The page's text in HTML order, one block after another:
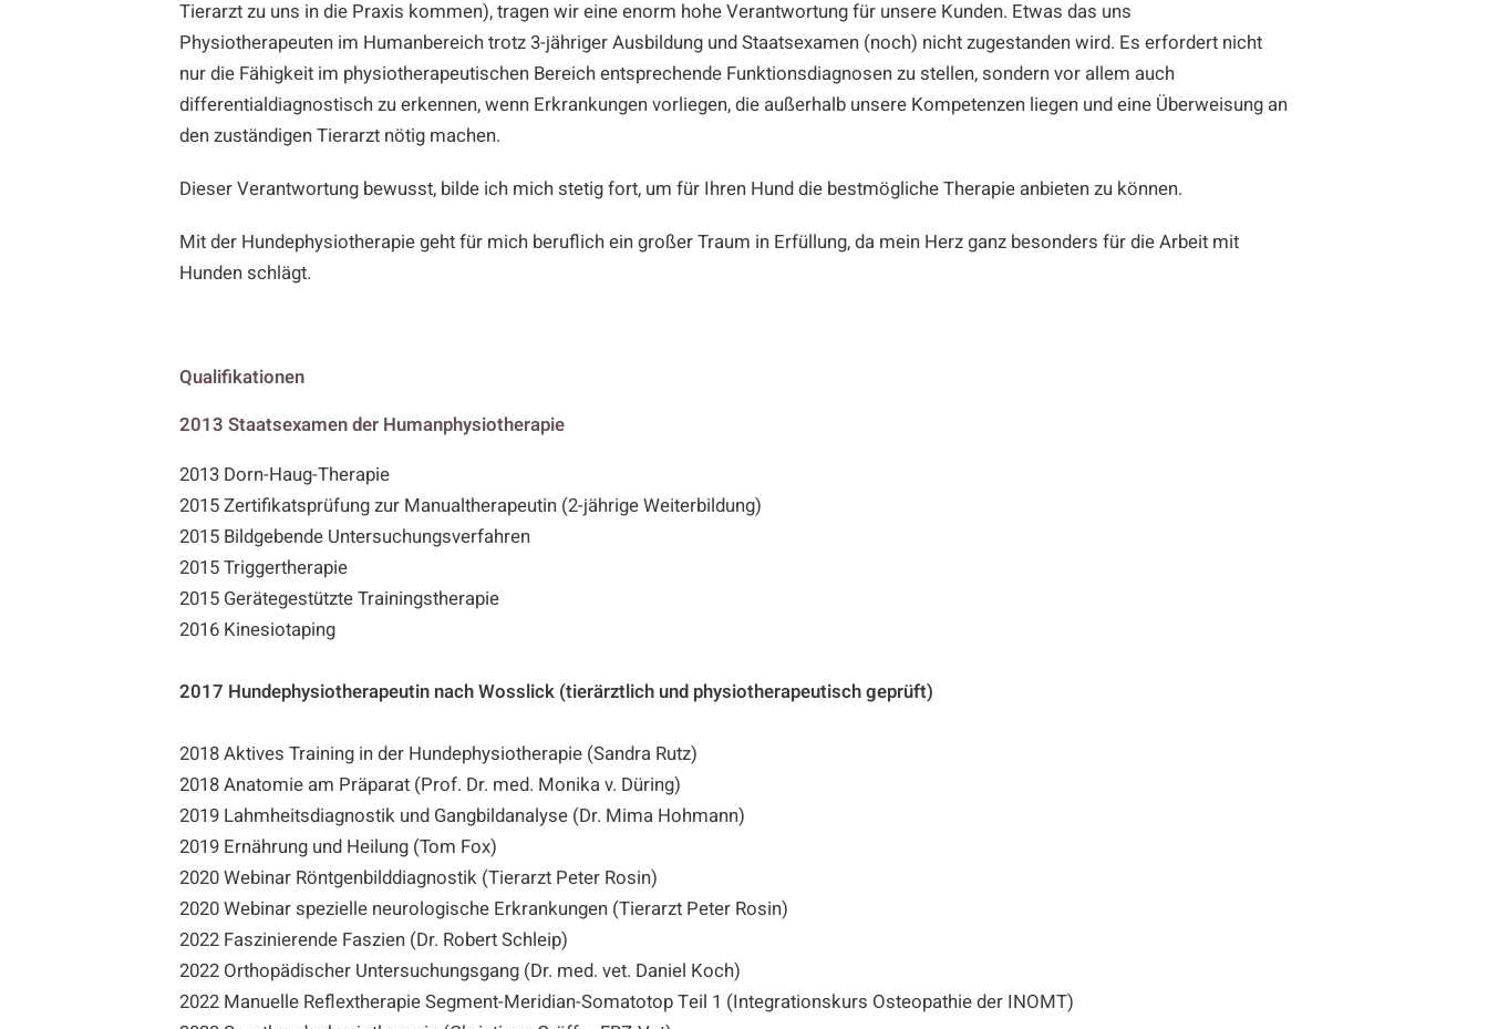
Tierarzt zu uns in die Praxis kommen), tragen wir eine enorm hohe Verantwortung für unsere Kunden. Etwas das uns
Physiotherapeuten im Humanbereich trotz 3-jähriger Ausbildung und Staatsexamen (noch) nicht zugestanden wird. Es erfordert nicht
nur die Fähigkeit im physiotherapeutischen Bereich entsprechende Funktionsdiagnosen zu stellen, sondern vor allem auch
differentialdiagnostisch zu erkennen, wenn Erkrankungen vorliegen, die außerhalb unsere Kompetenzen liegen und eine Überweisung an
den zuständigen Tierarzt nötig machen.
Dieser Verantwortung bewusst, bilde ich mich stetig fort, um für Ihren Hund die bestmögliche Therapie anbieten zu können.
Mit der Hundephysiotherapie geht für mich beruflich ein großer Traum in Erfüllung, da mein Herz ganz besonders für die Arbeit mit
Hunden schlägt.
Qualifikationen
2013 Staatsexamen der Humanphysiotherapie
2013 Dorn-Haug-Therapie
2015 Zertifikatsprüfung zur Manualtherapeutin (2-jährige Weiterbildung)
2015 Bildgebende Untersuchungsverfahren
2015 Triggertherapie
2015 Gerätegestützte Trainingstherapie
2016 Kinesiotaping
2017 Hundephysiotherapeutin nach Wosslick (tierärztlich und physiotherapeutisch geprüft)
2018 Aktives Training in der Hundephysiotherapie (Sandra Rutz)
2018 Anatomie am Präparat (Prof. Dr. med. Monika v. Düring)
2019 Lahmheitsdiagnostik und Gangbildanalyse (Dr. Mima Hohmann)
2019 Ernährung und Heilung (Tom Fox)
2020 Webinar Röntgenbilddiagnostik (Tierarzt Peter Rosin)
2020 Webinar spezielle neurologische Erkrankungen (Tierarzt Peter Rosin)
2022 Faszinierende Faszien (Dr. Robert Schleip)
2022 Orthopädischer Untersuchungsgang (Dr. med. vet. Daniel Koch)
2022 Manuelle Reflextherapie Segment-Meridian-Somatotop Teil 1 (Integrationskurs Osteopathie der INOMT)